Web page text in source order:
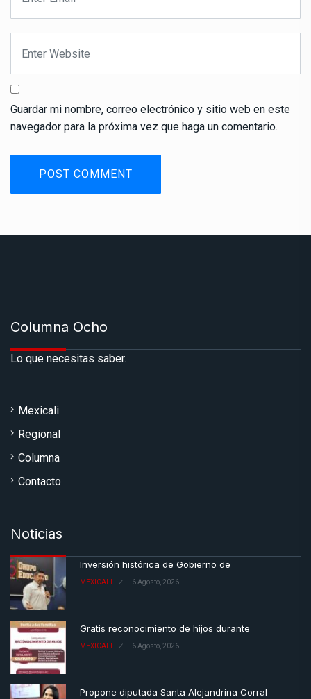
Guardar mi nombre, correo electrónico y sitio web en este
navegador para la próxima vez que haga un comentario.
Columna Ocho
Lo que necesitas saber.
Mexicali
Regional
Columna
Contacto
Noticias
Inversión histórica de Gobierno de
MEXICALI 6 Agosto, 2026
Gratis reconocimiento de hijos durante
MEXICALI 6 Agosto, 2026
Propone diputada Santa Alejandrina Corral